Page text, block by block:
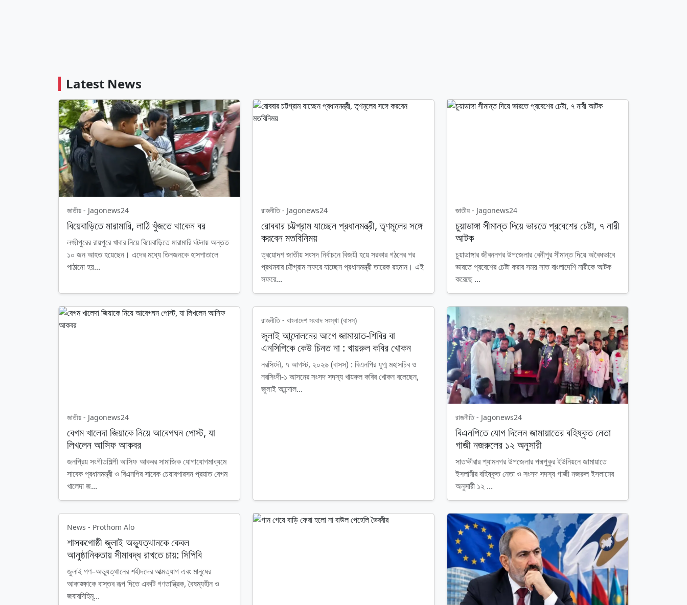
Latest News
জাতীয় - Jagonews24
বিয়েবাড়িতে মারামারি, লাঠি খুঁজতে থাকেন বর
লক্ষ্মীপুরের রায়পুরে খাবার নিয়ে বিয়েবাড়িতে মারামারি ঘটনায় অন্তত
১০ জন আহত হয়েছেন। এদের মধ্যে তিনজনকে হাসপাতালে
পাঠানো হয়...
রাজনীতি - Jagonews24
রোববার চট্টগ্রাম যাচ্ছেন প্রধানমন্ত্রী, তৃণমূলের সঙ্গে
করবেন মতবিনিময়
ত্রয়োদশ জাতীয় সংসদ নির্বাচনে বিজয়ী হয়ে সরকার গঠনের পর
প্রথমবার চট্টগ্রাম সফরে যাচ্ছেন প্রধানমন্ত্রী তারেক রহমান। এই
সফরে...
জাতীয় - Jagonews24
চুয়াডাঙ্গা সীমান্ত দিয়ে ভারতে প্রবেশের চেষ্টা, ৭ নারী
আটক
চুয়াডাঙ্গার জীবননগর উপজেলার বেনীপুর সীমান্ত দিয়ে অবৈধভাবে
ভারতে প্রবেশের চেষ্টা করার সময় সাত বাংলাদেশি নারীকে আটক
করেছে ...
জাতীয় - Jagonews24
বেগম খালেদা জিয়াকে নিয়ে আবেগঘন পোস্ট, যা
লিখলেন আসিফ আকবর
জনপ্রিয় সংগীতশিল্পী আসিফ আকবর সামাজিক যোগাযোগমাধ্যমে
সাবেক প্রধানমন্ত্রী ও বিএনপির সাবেক চেয়ারপারসন প্রয়াত বেগম
খালেদা জ...
রাজনীতি - বাংলাদেশ সংবাদ সংস্থা (বাসস)
জুলাই আন্দোলনের আগে জামায়াত-শিবির বা
এনসিপিকে কেউ চিনত না : খায়রুল কবির খোকন
নরসিংদী, ৭ আগস্ট, ২০২৬ (বাসস) : বিএনপির যুগ্ম মহাসচিব ও
নরসিংদী-১ আসনের সংসদ সদস্য খায়রুল কবির খোকন বলেছেন,
জুলাই আন্দোল...
রাজনীতি - Jagonews24
বিএনপিতে যোগ দিলেন জামায়াতের বহিষ্কৃত নেতা
গাজী নজরুলের ১২ অনুসারী
সাতক্ষীরার শ্যামনগর উপজেলার পদ্মপুকুর ইউনিয়নে জামায়াতে
ইসলামীর বহিষ্কৃত নেতা ও সংসদ সদস্য গাজী নজরুল ইসলামের
অনুসারী ১২ ...
News - Prothom Alo
শাসকগোষ্ঠী জুলাই অভ্যুত্থানকে কেবল
আনুষ্ঠানিকতায় সীমাবদ্ধ রাখতে চায়: সিপিবি
জুলাই গণ–অভ্যুত্থানের শহীদদের আত্মত্যাগ এবং মানুষের
আকাঙ্ক্ষাকে বাস্তব রূপ দিতে একটি গণতান্ত্রিক, বৈষম্যহীন ও
জবাবদিহিমূ...